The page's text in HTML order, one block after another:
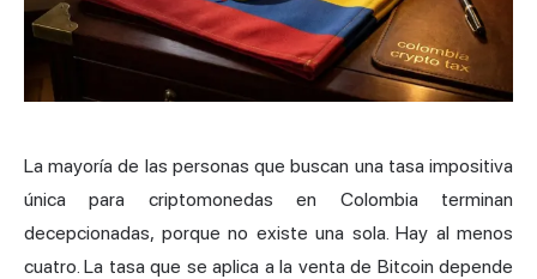
La mayoría de las personas que buscan una tasa impositiva
única para criptomonedas en Colombia terminan
decepcionadas, porque no existe una sola. Hay al menos
cuatro. La tasa que se aplica a la venta de Bitcoin depende